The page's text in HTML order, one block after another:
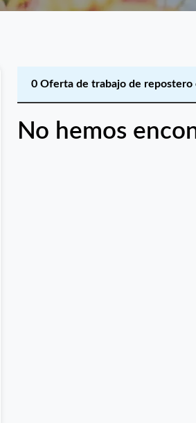
0 Oferta de trabajo de repostero
No hemos